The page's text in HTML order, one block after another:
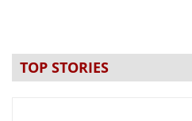
TOP STORIES